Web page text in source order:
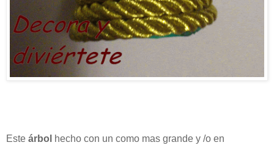
Este árbol
hecho con un como mas grande y /o en